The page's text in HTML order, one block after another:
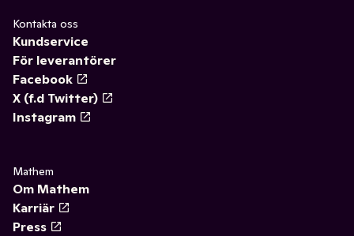
Kontakta oss
Kundservice
För leverantörer
Facebook
X (f.d Twitter)
Instagram
Mathem
Om Mathem
Karriär
Press